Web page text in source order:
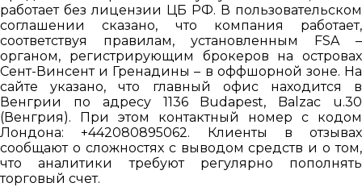
работает без лицензии ЦБ РФ. В пользовательском
соглашении сказано, что компания работает,
соответствуя правилам, установленным FSA –
органом, регистрирующим брокеров на островах
Сент-Винсент и Гренадины – в оффшорной зоне. На
сайте указано, что главный офис находится в
Венгрии по адресу 1136 Budapest, Balzac u.30
(Венгрия). При этом контактный номер с кодом
Лондона: +442080895062. Клиенты в отзывах
сообщают о сложностях с выводом средств и о том,
что аналитики требуют регулярно пополнять
торговый счет.